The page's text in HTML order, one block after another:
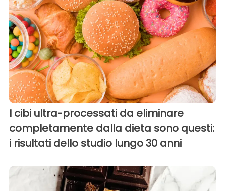
I cibi ultra-processati da eliminare
completamente dalla dieta sono questi:
i risultati dello studio lungo 30 anni